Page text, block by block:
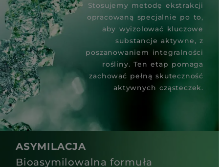
Stosujemy metodę ekstrakcji
opracowaną specjalnie po to,
aby wyizolować kluczowe
substancje aktywne, z
poszanowaniem integralności
rośliny. Ten etap pomaga
zachować pełną skuteczność
aktywnych cząsteczek.
ASYMILACJA
Bioasymilowalna formuła